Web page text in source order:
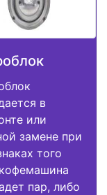
в
или
замене при
того
пар, либо